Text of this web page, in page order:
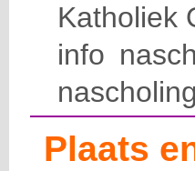
Katholiek
info
Plaats